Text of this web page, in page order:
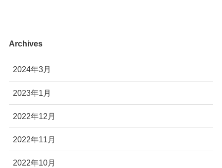
Archives
2024年3月
2023年1月
2022年12月
2022年11月
2022年10月